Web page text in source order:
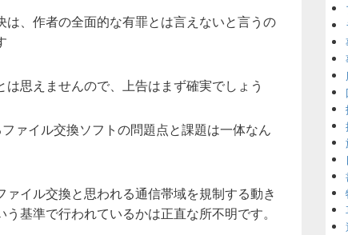
は、作者の全面的な有罪とは言えないと言うの
は思えませんので、上告はまず確実でしょう
ァイル交換ソフトの問題点と課題は一体なん
イル交換と思われる通信帯域を規制する動き
基準で行われているかは正直な所不明です。